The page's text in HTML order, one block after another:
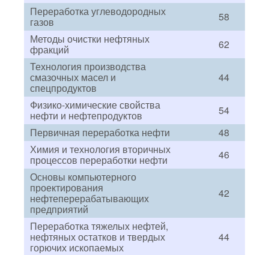
Переработка углеводородных
газов
58
Методы очистки нефтяных
фракций
62
Технология производства
смазочных масел и
спецпродуктов
44
Физико-химические свойства
нефти и нефтепродуктов
54
Первичная переработка нефти
48
Химия и технология вторичных
процессов переработки нефти
46
Основы компьютерного
проектирования
нефтеперерабатывающих
предприятий
42
Переработка тяжелых нефтей,
нефтяных остатков и твердых
горючих ископаемых
44